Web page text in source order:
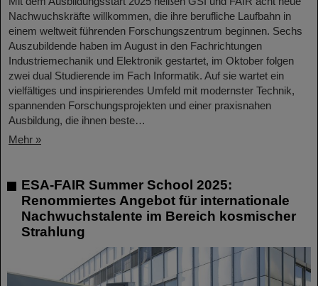
Nachwuchskräfte willkommen, die ihre berufliche Laufbahn in
einem weltweit führenden Forschungszentrum beginnen. Sechs
Auszubildende haben im August in den Fachrichtungen
Industriemechanik und Elektronik gestartet, im Oktober folgen
zwei dual Studierende im Fach Informatik. Auf sie wartet ein
vielfältiges und inspirierendes Umfeld mit modernster Technik,
spannenden Forschungsprojekten und einer praxisnahen
Ausbildung, die ihnen beste…
Mehr »
ESA-FAIR Summer School 2025:
Renommiertes Angebot für internationale
Nachwuchstalente im Bereich kosmischer
Strahlung